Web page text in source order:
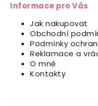
Informace pro Vás
Jak nakupovat
Obchodní
Podmínky
Reklamace a
O mně
Kontakty